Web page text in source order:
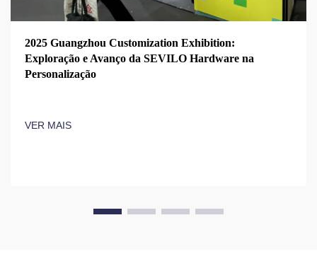
2025 Guangzhou Customization Exhibition:
Exploração e Avanço da SEVILO Hardware na
Personalização
VER MAIS